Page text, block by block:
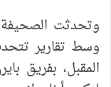
وتحدثت الصحيفة
وسط تقارير